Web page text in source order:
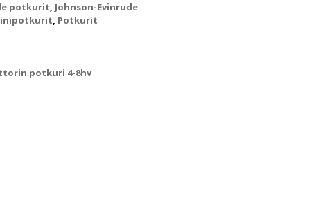
potkurit, Johnson-Evinrude
, Potkurit
potkuri 4-8hv